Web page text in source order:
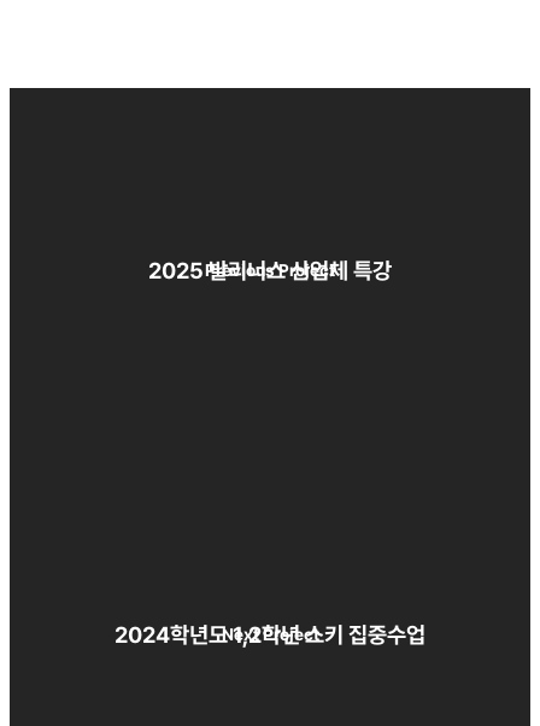
Previous Project
2025 발리너스 산업체 특강
Next Project
2024학년도 1,2학년 스키 집중수업